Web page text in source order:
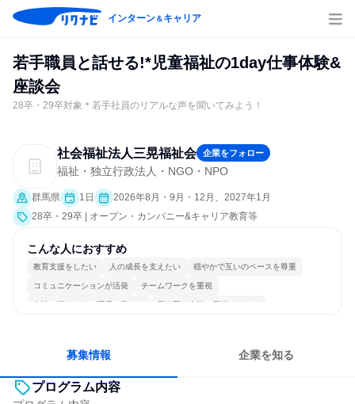
インターン＆キャリア
若手職員と話せる!*児童福祉の1day仕事体験&
座談会
28卒・29卒対象＊若手社員のリアルな声を聞いてみよう！
社会福祉法人三晃福祉会 企業をフォロー
福祉・独立行政法人・NGO・NPO
群馬県 1日
2026年8月・9月・12月、2027年1月
28卒・29卒 | オープン・カンパニー&キャリア教育等
こんな人におすすめ
教育支援をしたい 人の成長を支えたい 穏やかで互いのペースを尊重
コミュニケーションが活発 チームワークを重視
女性が働きやすい環境で働ける 長く同じ会社に居続けられる
募集情報 企業を知る
プログラム内容